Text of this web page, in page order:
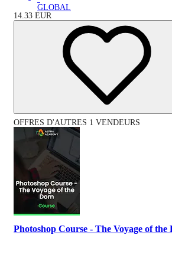
GLOBAL
14.33 EUR
OFFRES D'AUTRES 1 VENDEURS
Photoshop Course - The Voyage of the